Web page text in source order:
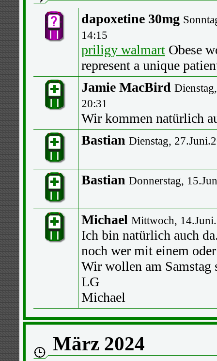
dapoxetine 30mg
14:15
priligy walmartObese
represent a unique
Jamie MacBird
20:31
Wir kommen natürlich
Bastian Dienstag,
Bastian Donnerstag,
Michael Mittwoch,
Ich bin natürlich auch
noch wer mit einem
Wir wollen am
LG
Michael
März 2024